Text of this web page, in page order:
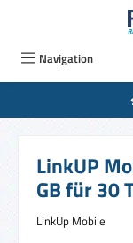
Zum Hauptinhalt springen
Navigation
LinkUP
GB für 30
LinkUp Mobile